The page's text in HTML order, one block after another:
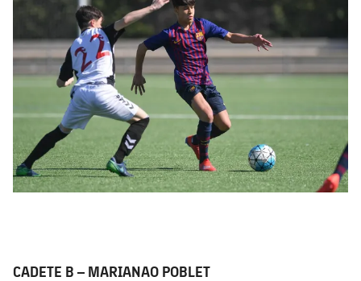
Palmarés
Historia
Entradas
Resultados
Clasificaciones
Jugadores
Fotos
Palmarés
Calendario
Resultados
Jugadores
Clasificaciones
Actualidad
Barça C
Junior
Juvenil
Infantil
Campus Verano
PLUSICON
MÁS
Información general
plusicon
más
Noticias
Atletismo
plusicon
más
plusicon
más
CADETE B – MARIANAO POBLET